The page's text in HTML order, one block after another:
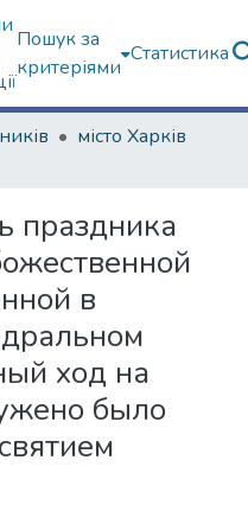
Пошук за
критеріями
Статистика
місто Харків
праздника
в
ход на
было